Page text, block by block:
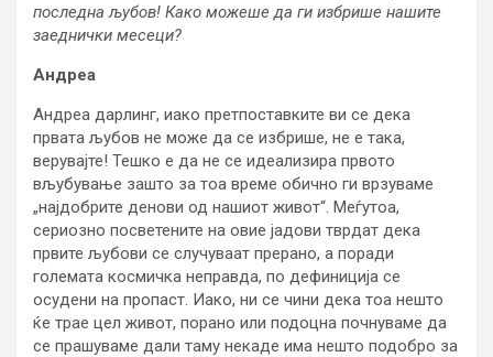
последна љубов! Како можеше да ги избрише нашите
заеднички месеци?
Андреа
Андреа дарлинг, иако претпоставките ви се дека
првата љубов не може да се избрише, не е така,
верувајте! Тешко е да не се идеализира првото
вљубување зашто за тоа време обично ги врзуваме
„најдобрите денови од нашиот живот“. Меѓутоа,
сериозно посветените на овие јадови тврдат дека
првите љубови се случуваат прерано, а поради
големата космичка неправда, по дефиниција се
осудени на пропаст. Иако, ни се чини дека тоа нешто
ќе трае цел живот, порано или подоцна почнуваме да
се прашуваме дали таму некаде има нешто подобро за